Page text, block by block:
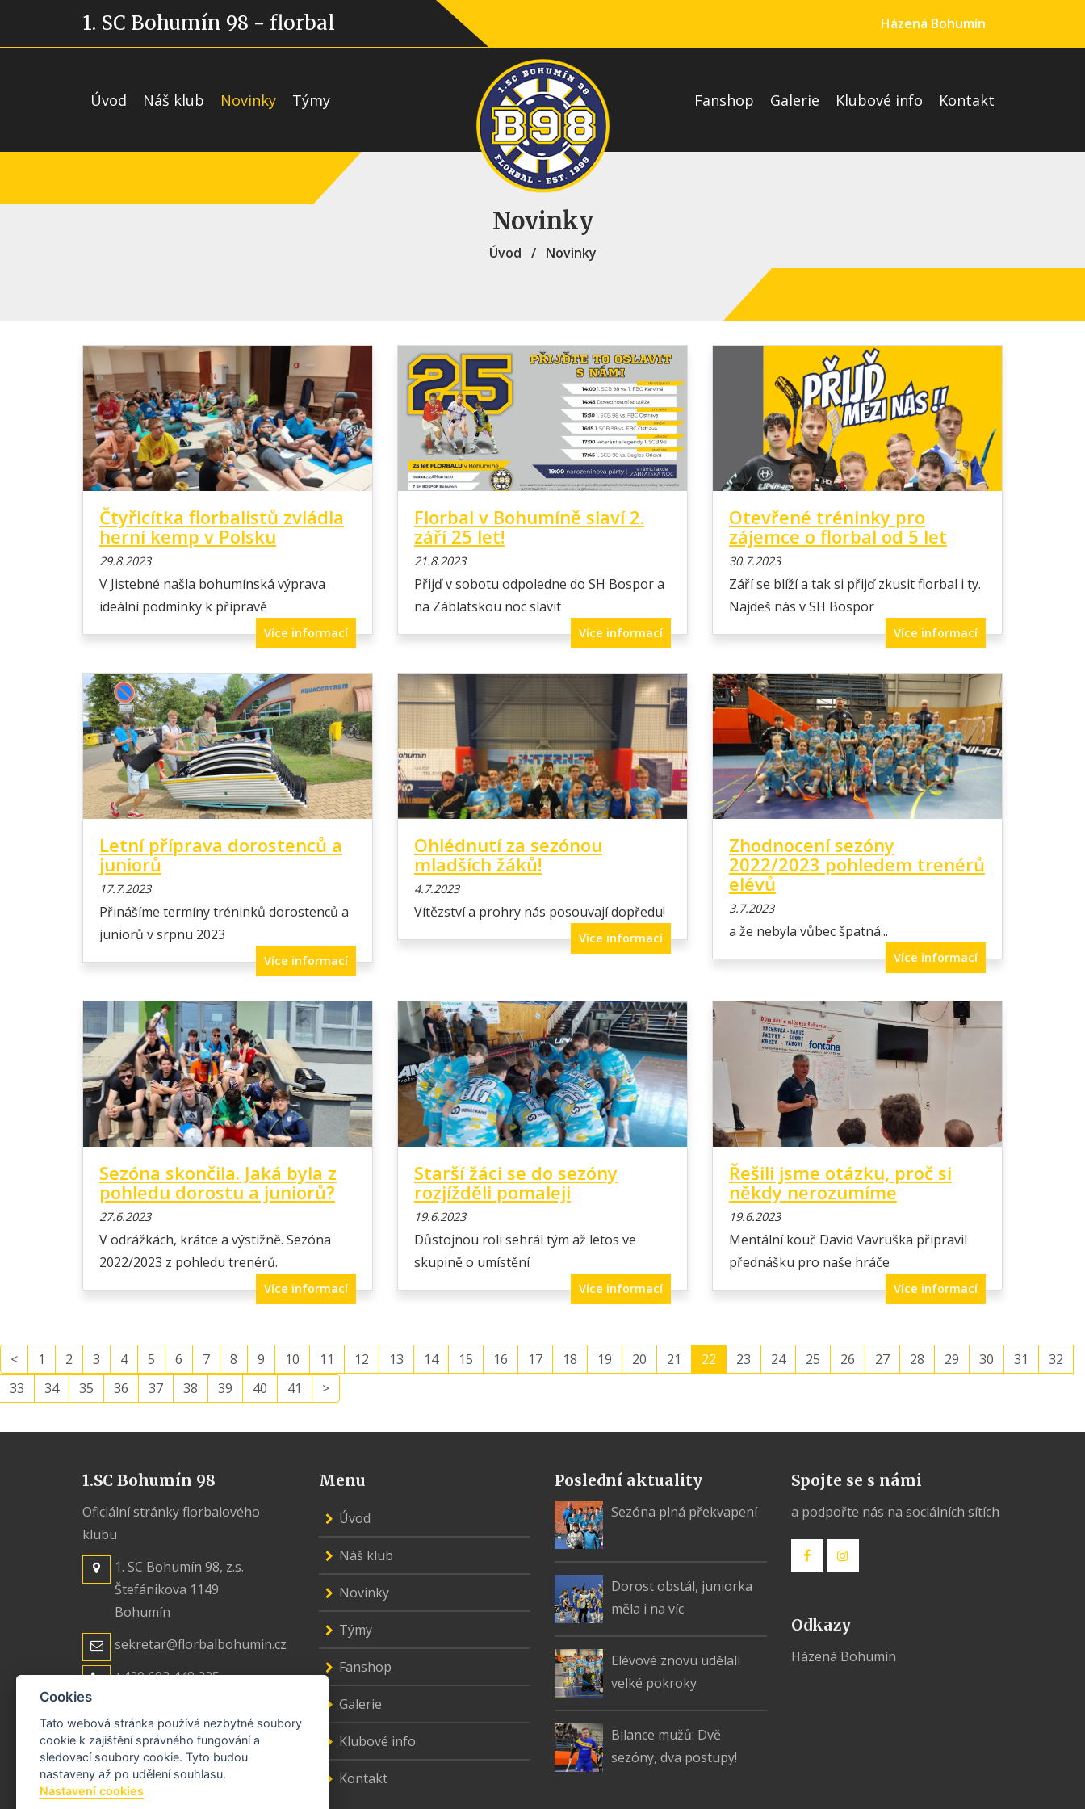
1. SC Bohumín 98 - florbal Házená Bohumín
Úvod Náš klub Novinky Týmy Fanshop Galerie Klubové info Kontakt
Novinky
Úvod / Novinky
Čtyřicítka florbalistů zvládla
herní kemp v Polsku
29.8.2023
V Jistebné našla bohumínská výprava
ideální podmínky k přípravě
Více informací
Florbal v Bohumíně slaví 2.
září 25 let!
21.8.2023
Přijď v sobotu odpoledne do SH Bospor a
na Záblatskou noc slavit
Více informací
Otevřené tréninky pro
zájemce o florbal od 5 let
30.7.2023
Září se blíží a tak si přijď zkusit florbal i ty.
Najdeš nás v SH Bospor
Více informací
Letní příprava dorostenců a
juniorů
17.7.2023
Přinášíme termíny tréninků dorostenců a
juniorů v srpnu 2023
Více informací
Ohlédnutí za sezónou
mladších žáků!
4.7.2023
Vítězství a prohry nás posouvají dopředu!
Více informací
Zhodnocení sezóny
2022/2023 pohledem trenérů
elévů
3.7.2023
a že nebyla vůbec špatná...
Více informací
Sezóna skončila. Jaká byla z
pohledu dorostu a juniorů?
27.6.2023
V odrážkách, krátce a výstižně. Sezóna
2022/2023 z pohledu trenérů.
Více informací
Starší žáci se do sezóny
rozjížděli pomaleji
19.6.2023
Důstojnou roli sehrál tým až letos ve
skupině o umístění
Více informací
Řešili jsme otázku, proč si
někdy nerozumíme
19.6.2023
Mentální kouč David Vavruška připravil
přednášku pro naše hráče
Více informací
< 1 2 3 4 5 6 7 8 9 10 11 12 13 14 15 16 17 18 19 20 21 22 23 24 25 26 27 28 29 30 31
32
33
34 35 36 37 38 39 40 41 >
1.SC Bohumín 98
Oficiální stránky florbalového
klubu
1. SC Bohumín 98, z.s.
Štefánikova 1149
Bohumín
sekretar@florbalbohumin.cz
+420 603 448 235
Menu
Úvod
Náš klub
Novinky
Týmy
Fanshop
Galerie
Klubové info
Kontakt
Poslední aktuality
Sezóna plná překvapení
Dorost obstál, juniorka
měla i na víc
Elévové znovu udělali
velké pokroky
Bilance mužů: Dvě
sezóny, dva postupy!
Spojte se s námi
a podpořte nás na sociálních sítích
Odkazy
Házená Bohumín
Cookies
Tato webová stránka používá nezbytné soubory
cookie k zajištění správného fungování a
sledovací soubory cookie. Tyto budou
nastaveny až po udělení souhlasu.
Nastavení cookies